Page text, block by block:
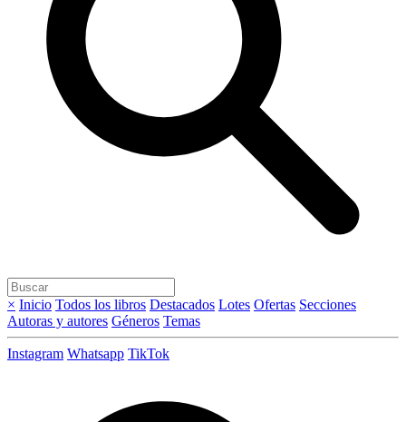
× Inicio Todos los libros Destacados Lotes Ofertas Secciones
Autoras y autores Géneros Temas
Instagram Whatsapp TikTok